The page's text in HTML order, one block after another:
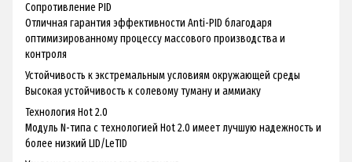
Сопротивление PID
Отличная гарантия эффективности Anti-PID благодаря
оптимизированному процессу массового производства и
контроля
Устойчивость к экстремальным условиям окружающей среды
Высокая устойчивость к солевому туману и аммиаку
Технология Hot 2.0
Модуль N-типа с технологией Hot 2.0 имеет лучшую надежность и
более низкий LID/LeTID